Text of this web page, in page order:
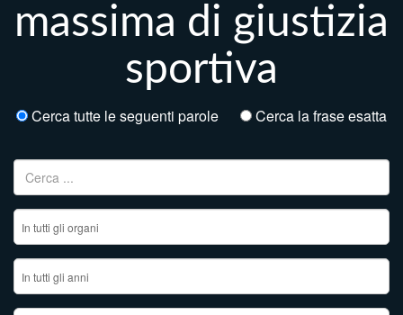
massima di giustizia
sportiva
Cerca tutte le seguenti parole Cerca la frase esatta
Ricerca per: